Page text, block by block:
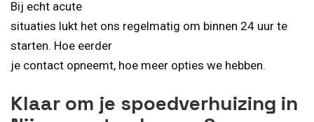
Bij echt acute
situaties lukt het ons regelmatig om binnen 24 uur te
starten. Hoe eerder
je contact opneemt, hoe meer opties we hebben.
Klaar om je spoedverhuizing in